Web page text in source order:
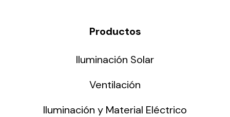
Productos
Iluminación Solar
Ventilación
Iluminación y Material Eléctrico